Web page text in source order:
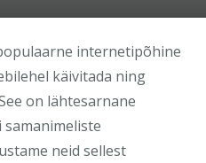
internetipõhine
käivitada ning
on lähtesarnane
neid sellest